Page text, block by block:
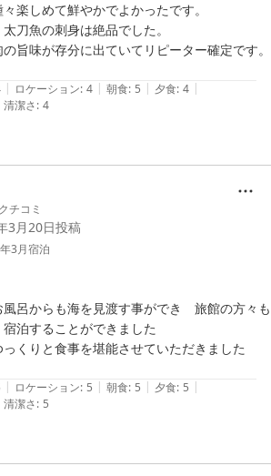
楽しめて鮮やかでよかったです。
刀魚の刺身は絶品でした。
| ロケーション: 4 | 朝食: 5 | 夕食: 4 |
清潔さ: 4
チコミ
3月20日投稿
3月宿泊
呂からも海を見渡す事ができ　旅館の方々も
泊することができました
くりと食事を堪能させていただきました
| ロケーション: 5 | 朝食: 5 | 夕食: 5 |
清潔さ: 5